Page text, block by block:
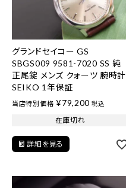
グランドセイコー GS
SBGS009 9581-7020 SS 純
正尾錠 メンズ クォーツ 腕時計
SEIKO 1年保証
当店特別価格 ¥79,200 税込
在庫切れ
詳細を見る